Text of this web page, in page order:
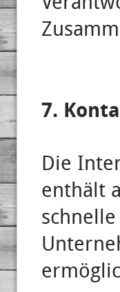
7.
Die
enthält